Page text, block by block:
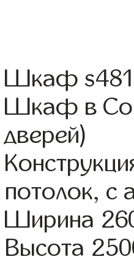
Шкаф s481
Шкаф в
дверей)
потолок, с
Ширина
Высота